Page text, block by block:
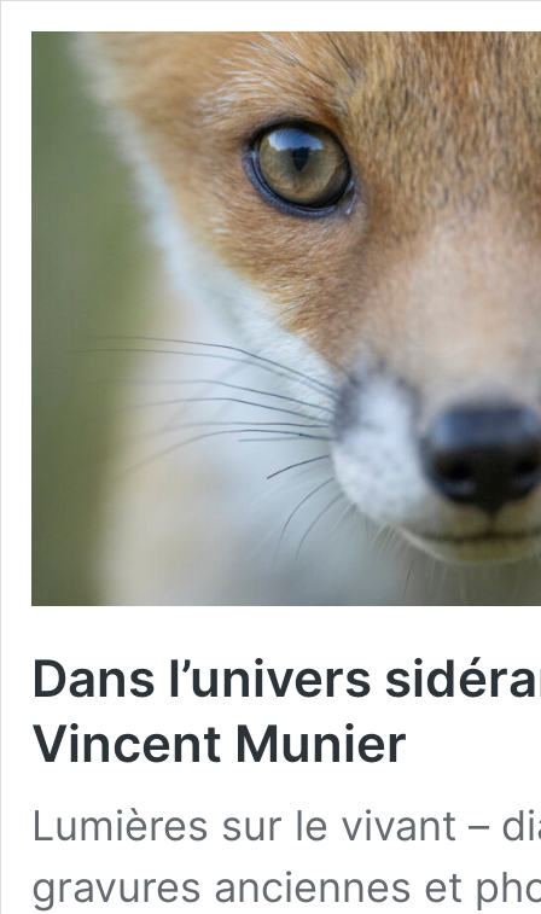
Dans l’univers
Vincent Munier
Lumières sur le vivant –
gravures anciennes et